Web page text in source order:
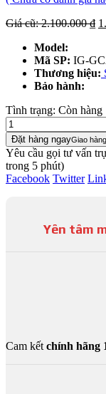
Giá cũ:2.100.000₫
Model:
Mã SP: IG-
Thương hiệu:
Bảo hành:
Tình trạng: Còn hàng
Đặt hàng ngayGiao
Yêu cầu gọi tư vấn
trong 5 phút)
Facebook Twitter
Yên tâm
Cam kết chính hãng